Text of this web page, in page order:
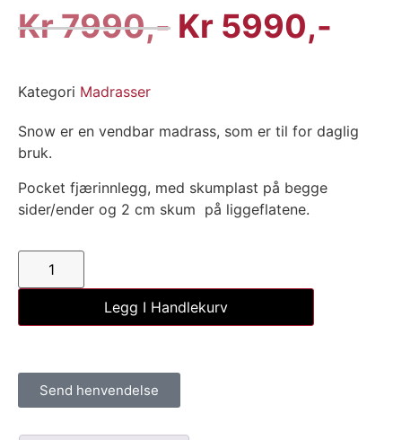
Kr7990 Kr 5990
Kategori Madrasser
Snow er en vendbar madrass, som er til for daglig
bruk.
Pocket fjærinnlegg, med skumplast på begge
sider/ender og 2 cm skum på liggeflatene.
Legg I Handlekurv
Send henvendelse